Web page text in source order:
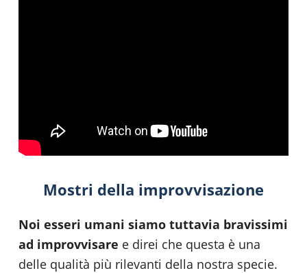
Mostri della improvvisazione
Noi esseri umani siamo tuttavia bravissimi
ad improvvisare e direi che questa è una
delle qualità più rilevanti della nostra specie.